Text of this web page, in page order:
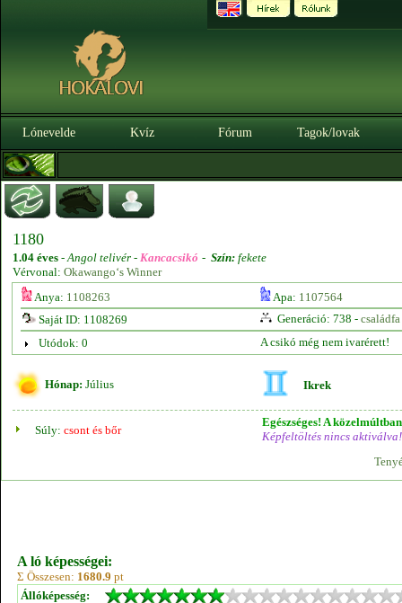
Lónevelde Kvíz Fórum Tagok/lovak
1180
1.04 éves -Angol telivér - Kancacsikó - Szín: fekete
Vérvonal: Okawango‘s Winner
Anya: 1108263 Apa: 1107564
Saját ID: 1108269
Generáció: 738 - családfa
Utódok: 0
A csikó még nem ivarérett!
Hónap: Július Ikrek
Súly: csont és bőr
Egészséges! A
Képfeltöltés nincs aktiválva!
A ló képességei:
Σ Összesen: 1680.9 pt
Állóképesség: